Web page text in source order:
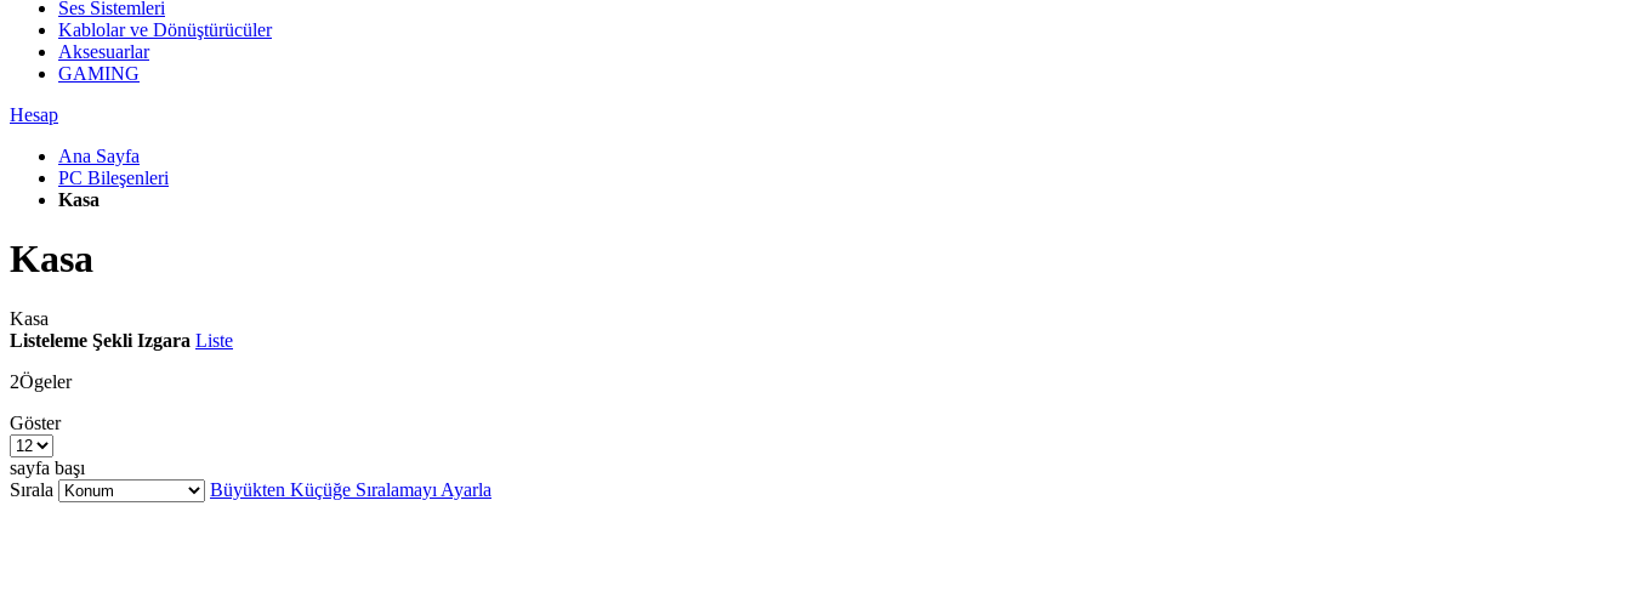
Ses Sistemleri
Kablolar ve Dönüştürücüler
Aksesuarlar
GAMING
Hesap
Ana Sayfa
PC Bileşenleri
Kasa
Kasa
Kasa
Listeleme Şekli Izgara Liste
2Ögeler
Göster
sayfa başı
Sırala
Büyükten Küçüğe Sıralamayı Ayarla